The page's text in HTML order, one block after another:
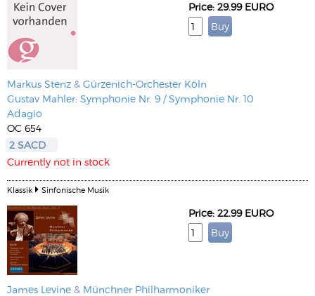
Markus Stenz & Gürzenich-Orchester Köln
Gustav Mahler: Symphonie Nr. 9 / Symphonie Nr. 10
Adagio
OC 654
2 SACD
Currently not in stock
Price: 29.99 EURO
Klassik Sinfonische Musik
James Levine & Münchner Philharmoniker
Price: 22.99 EURO